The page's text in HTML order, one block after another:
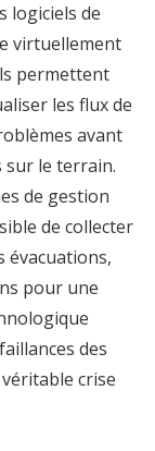
logiciels de
virtuellement
permettent
les flux de
avant
sur le terrain.
de gestion
de collecter
évacuations,
pour une
des
crise